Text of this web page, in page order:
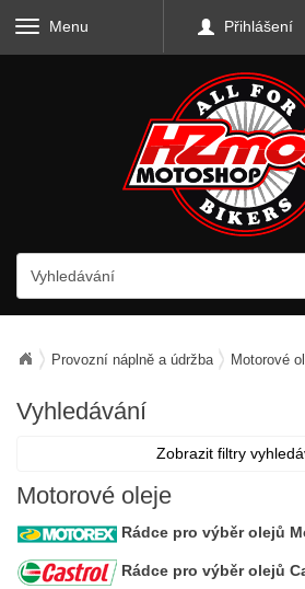
Menu Přihlášení
Provozní náplně a údržba Motorové
Vyhledávání
Zobrazit filtry
Motorové oleje
Rádce pro výběr olejů
Rádce pro výběr olejů